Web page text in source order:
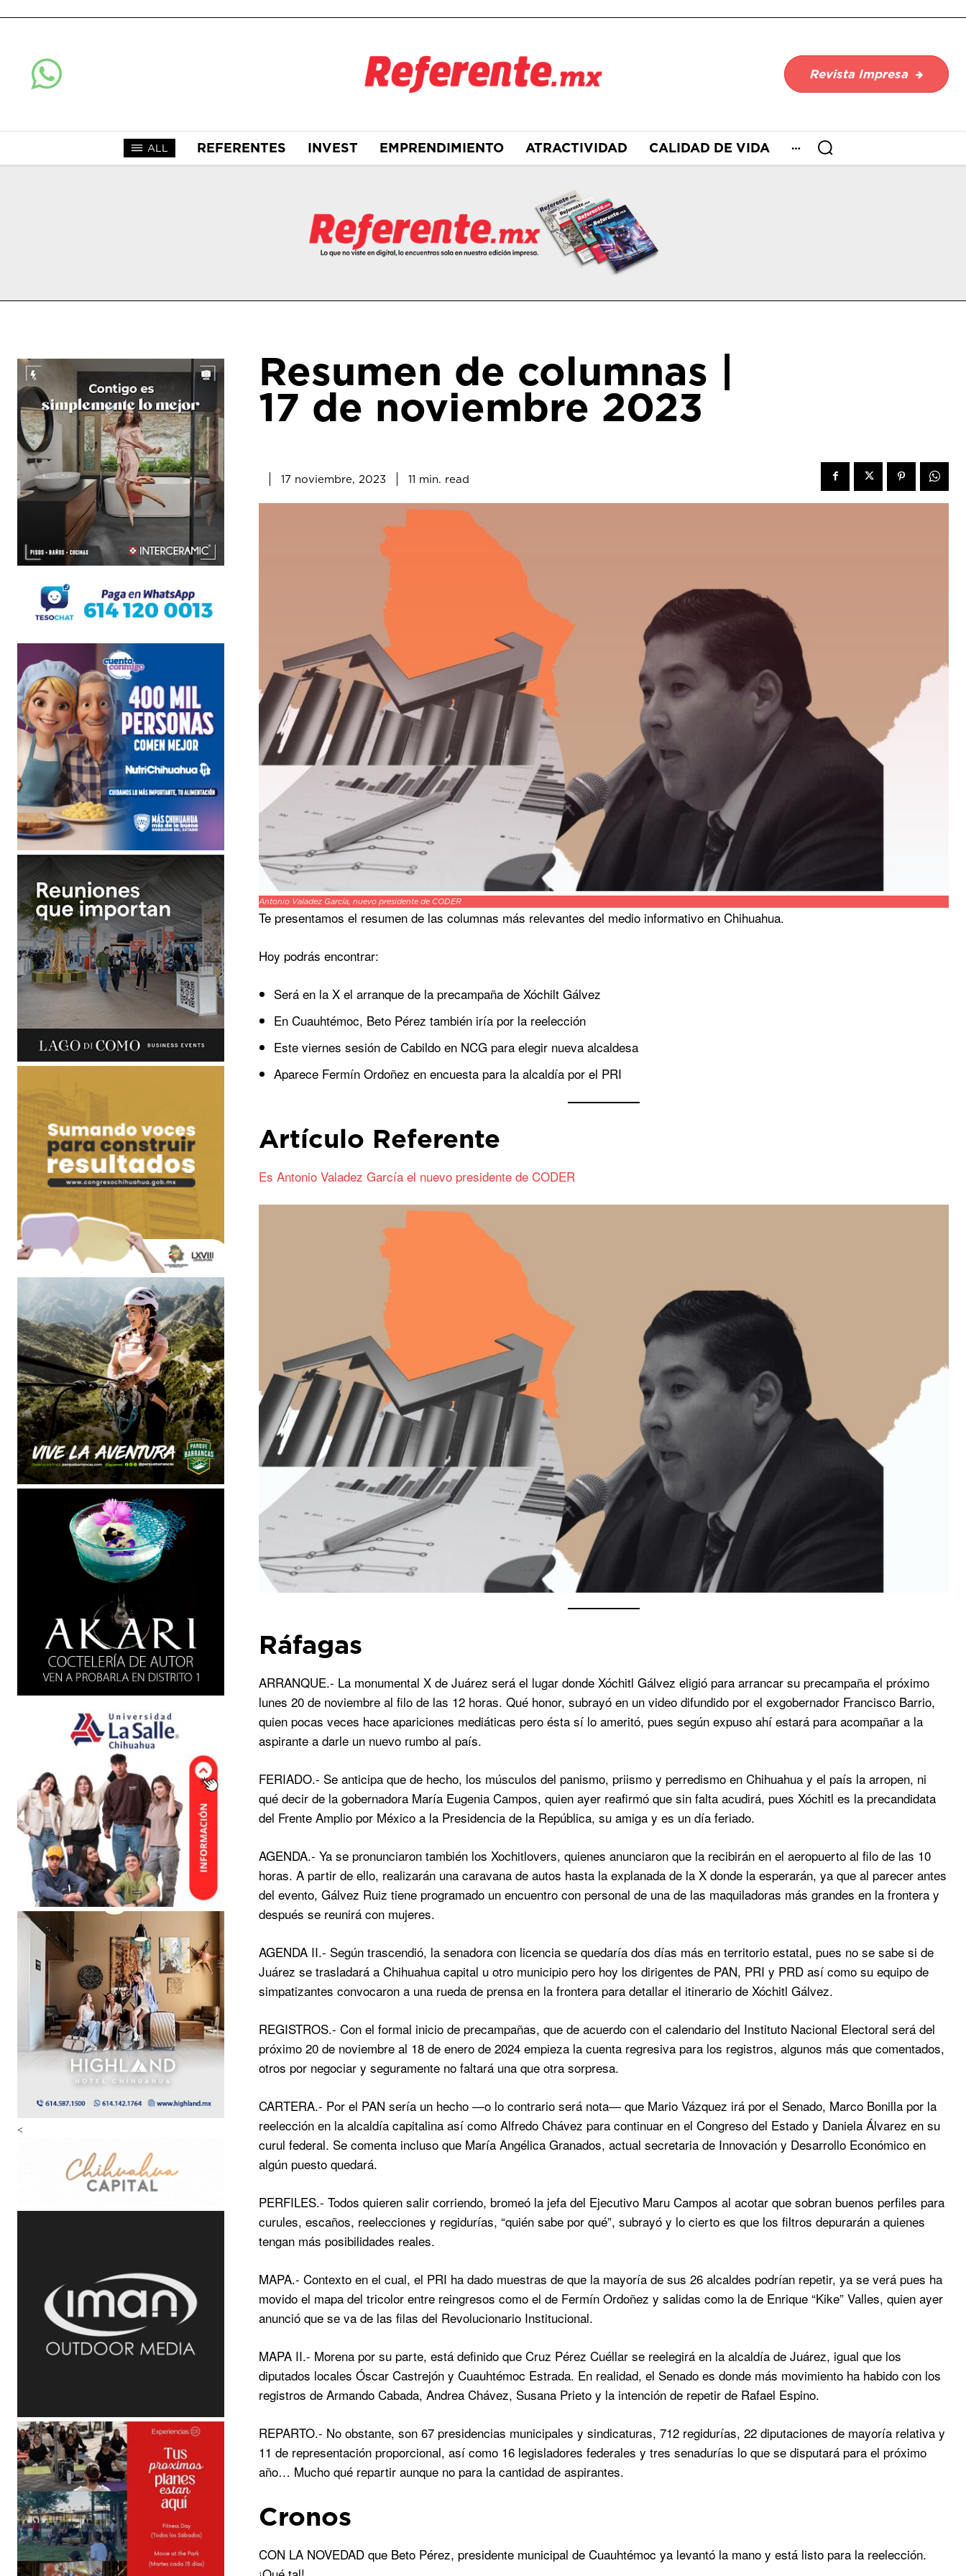
Revista Impresa
ALL REFERENTES INVEST EMPRENDIMIENTO ATRACTIVIDAD CALIDAD DE VIDA
<
Resumen de columnas |
17 de noviembre 2023
17 noviembre, 2023 11 min. read
Antonio Valadez García, nuevo presidente de CODER
Te presentamos el resumen de las columnas más relevantes del medio informativo en Chihuahua.
Hoy podrás encontrar:
Será en la X el arranque de la precampaña de Xóchilt Gálvez
En Cuauhtémoc, Beto Pérez también iría por la reelección
Este viernes sesión de Cabildo en NCG para elegir nueva alcaldesa
Aparece Fermín Ordoñez en encuesta para la alcaldía por el PRI
Artículo Referente
Es Antonio Valadez García el nuevo presidente de CODER
Ráfagas
ARRANQUE.- La monumental X de Juárez será el lugar donde Xóchitl Gálvez eligió para arrancar su precampaña el próximo
lunes 20 de noviembre al filo de las 12 horas. Qué honor, subrayó en un video difundido por el exgobernador Francisco Barrio,
quien pocas veces hace apariciones mediáticas pero ésta sí lo ameritó, pues según expuso ahí estará para acompañar a la
aspirante a darle un nuevo rumbo al país.
FERIADO.- Se anticipa que de hecho, los músculos del panismo, priismo y perredismo en Chihuahua y el país la arropen, ni
qué decir de la gobernadora María Eugenia Campos, quien ayer reafirmó que sin falta acudirá, pues Xóchitl es la precandidata
del Frente Amplio por México a la Presidencia de la República, su amiga y es un día feriado.
AGENDA.- Ya se pronunciaron también los Xochitlovers, quienes anunciaron que la recibirán en el aeropuerto al filo de las 10
horas. A partir de ello, realizarán una caravana de autos hasta la explanada de la X donde la esperarán, ya que al parecer antes
del evento, Gálvez Ruiz tiene programado un encuentro con personal de una de las maquiladoras más grandes en la frontera y
después se reunirá con mujeres.
AGENDA II.- Según trascendió, la senadora con licencia se quedaría dos días más en territorio estatal, pues no se sabe si de
Juárez se trasladará a Chihuahua capital u otro municipio pero hoy los dirigentes de PAN, PRI y PRD así como su equipo de
simpatizantes convocaron a una rueda de prensa en la frontera para detallar el itinerario de Xóchitl Gálvez.
REGISTROS.- Con el formal inicio de precampañas, que de acuerdo con el calendario del Instituto Nacional Electoral será del
próximo 20 de noviembre al 18 de enero de 2024 empieza la cuenta regresiva para los registros, algunos más que comentados,
otros por negociar y seguramente no faltará una que otra sorpresa.
CARTERA.- Por el PAN sería un hecho —o lo contrario será nota— que Mario Vázquez irá por el Senado, Marco Bonilla por la
reelección en la alcaldía capitalina así como Alfredo Chávez para continuar en el Congreso del Estado y Daniela Álvarez en su
curul federal. Se comenta incluso que María Angélica Granados, actual secretaria de Innovación y Desarrollo Económico en
algún puesto quedará.
PERFILES.- Todos quieren salir corriendo, bromeó la jefa del Ejecutivo Maru Campos al acotar que sobran buenos perfiles para
curules, escaños, reelecciones y regidurías, “quién sabe por qué”, subrayó y lo cierto es que los filtros depurarán a quienes
tengan más posibilidades reales.
MAPA.- Contexto en el cual, el PRI ha dado muestras de que la mayoría de sus 26 alcaldes podrían repetir, ya se verá pues ha
movido el mapa del tricolor entre reingresos como el de Fermín Ordoñez y salidas como la de Enrique “Kike” Valles, quien ayer
anunció que se va de las filas del Revolucionario Institucional.
MAPA II.- Morena por su parte, está definido que Cruz Pérez Cuéllar se reelegirá en la alcaldía de Juárez, igual que los
diputados locales Óscar Castrejón y Cuauhtémoc Estrada. En realidad, el Senado es donde más movimiento ha habido con los
registros de Armando Cabada, Andrea Chávez, Susana Prieto y la intención de repetir de Rafael Espino.
REPARTO.- No obstante, son 67 presidencias municipales y sindicaturas, 712 regidurías, 22 diputaciones de mayoría relativa y
11 de representación proporcional, así como 16 legisladores federales y tres senadurías lo que se disputará para el próximo
año… Mucho qué repartir aunque no para la cantidad de aspirantes.
Cronos
CON LA NOVEDAD que Beto Pérez, presidente municipal de Cuauhtémoc ya levantó la mano y está listo para la reelección.